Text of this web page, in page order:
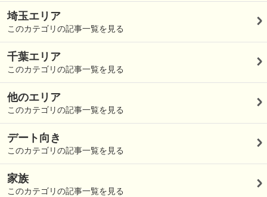
埼玉エリア
このカテゴリの記事一覧を見る
千葉エリア
このカテゴリの記事一覧を見る
他のエリア
このカテゴリの記事一覧を見る
デート向き
このカテゴリの記事一覧を見る
家族
このカテゴリの記事一覧を見る